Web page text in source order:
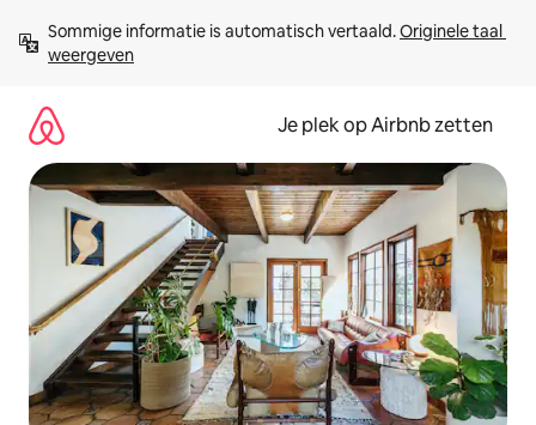
direct
naar
Sommige informatie is automatisch vertaald. Originele taal
weergeven
Je plek op Airbnb zetten